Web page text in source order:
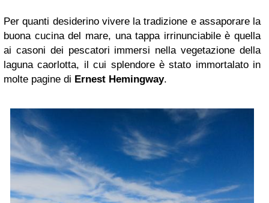
Per quanti desiderino vivere la tradizione e assaporare la
buona cucina del mare, una tappa irrinunciabile è quella
ai casoni dei pescatori immersi nella vegetazione della
laguna caorlotta, il cui splendore è stato immortalato in
molte pagine di Ernest Hemingway.